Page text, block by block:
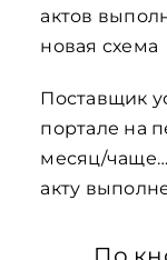
актов
новая схема
Поставщик
портале на
месяц/
акту